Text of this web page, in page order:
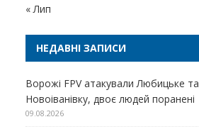
« Лип
НЕДАВНІ ЗАПИСИ
Ворожі FPV атакували Любицьке та
Новоіванівку, двоє людей поранені
09.08.2026